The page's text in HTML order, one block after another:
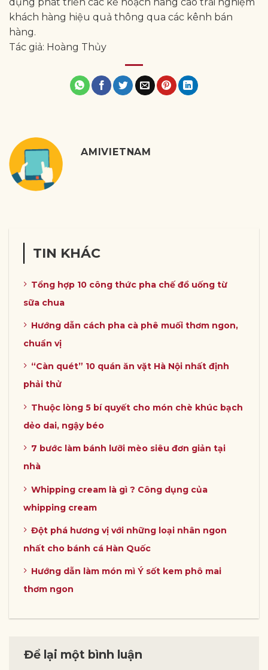
dụng phát triển các kế hoạch nâng cao trải nghiệm
khách hàng hiệu quả thông qua các kênh bán
hàng.
Tác giả: Hoàng Thủy
AMIVIETNAM
TIN KHÁC
Tổng hợp 10 công thức pha chế đồ uống từ
sữa chua
Hướng dẫn cách pha cà phê muối thơm ngon,
chuẩn vị
“Càn quét” 10 quán ăn vặt Hà Nội nhất định
phải thử
Thuộc lòng 5 bí quyết cho món chè khúc bạch
dẻo dai, ngậy béo
7 bước làm bánh lưỡi mèo siêu đơn giản tại
nhà
Whipping cream là gì ? Công dụng của
whipping cream
Đột phá hương vị với những loại nhân ngon
nhất cho bánh cá Hàn Quốc
Hướng dẫn làm món mì Ý sốt kem phô mai
thơm ngon
Để lại một bình luận